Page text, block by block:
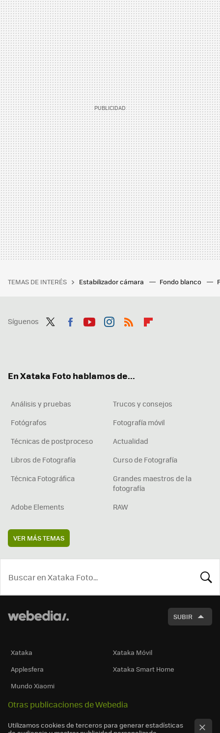
TEMAS DE INTERÉS Estabilizador cámara Fondo blanco
Síguenos
En Xataka Foto hablamos de...
Análisis y pruebas
Trucos y consejos
Fotógrafos
Fotografía móvil
Técnicas de postproceso
Actualidad
Libros de Fotografía
Curso de Fotografía
Técnica Fotográfica
Grandes maestros de la
fotografía
Adobe Elements
RAW
VER MÁS TEMAS
SUBIR
Xataka
Xataka Móvil
Applesfera
Xataka Smart Home
Mundo Xiaomi
Otras publicaciones de Webedia
Utilizamos cookies de terceros para generar estadísticas